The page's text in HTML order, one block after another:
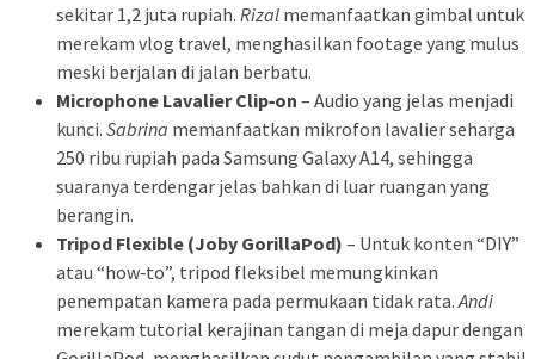
sekitar 1,2 juta rupiah. Rizal memanfaatkan gimbal untuk
merekam vlog travel, menghasilkan footage yang mulus
meski berjalan di jalan berbatu.
Microphone Lavalier Clip‑on – Audio yang jelas menjadi
kunci. Sabrina memanfaatkan mikrofon lavalier seharga
250 ribu rupiah pada Samsung Galaxy A14, sehingga
suaranya terdengar jelas bahkan di luar ruangan yang
berangin.
Tripod Flexible (Joby GorillaPod) – Untuk konten “DIY”
atau “how‑to”, tripod fleksibel memungkinkan
penempatan kamera pada permukaan tidak rata.Andi
merekam tutorial kerajinan tangan di meja dapur dengan